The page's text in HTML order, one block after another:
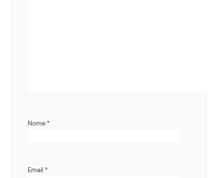
Nome *
Email *